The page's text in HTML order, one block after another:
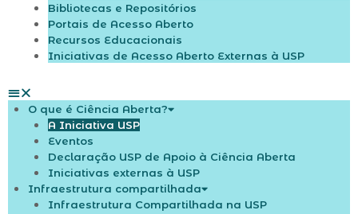
Bibliotecas e Repositórios
Portais de Acesso Aberto
Recursos Educacionais
Iniciativas de Acesso Aberto Externas à USP
O que é Ciência Aberta?
A Iniciativa USP
Eventos
Declaração USP de Apoio à Ciência Aberta
Iniciativas externas à USP
Infraestrutura compartilhada
Infraestrutura Compartilhada na USP​